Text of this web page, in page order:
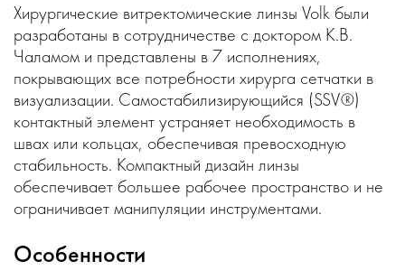
Хирургические витректомические линзы Volk были
разработаны в сотрудничестве с доктором К.В.
Чаламом и представлены в 7 исполнениях,
покрывающих все потребности хирурга сетчатки в
визуализации. Самостабилизирующийся (SSV®)
контактный элемент устраняет необходимость в
швах или кольцах, обеспечивая превосходную
стабильность. Компактный дизайн линзы
обеспечивает большее рабочее пространство и не
ограничивает манипуляции инструментами.
Особенности